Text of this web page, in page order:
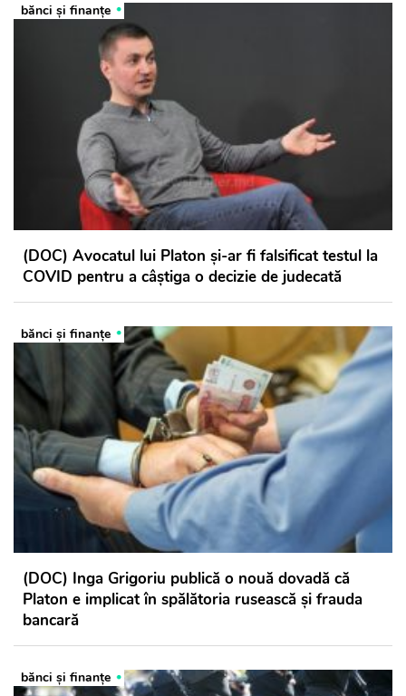
bănci şi finanţe
(DOC) Avocatul lui Platon și-ar fi falsificat testul la
COVID pentru a câștiga o decizie de judecată
bănci şi finanţe
(DOC) Inga Grigoriu publică o nouă dovadă că
Platon e implicat în spălătoria rusească și frauda
bancară
bănci şi finanţe